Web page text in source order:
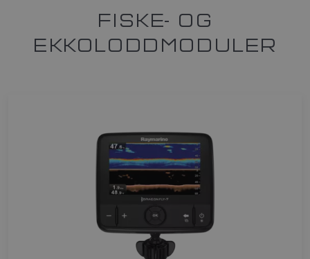
FISKE- OG
EKKOLODDMODULER